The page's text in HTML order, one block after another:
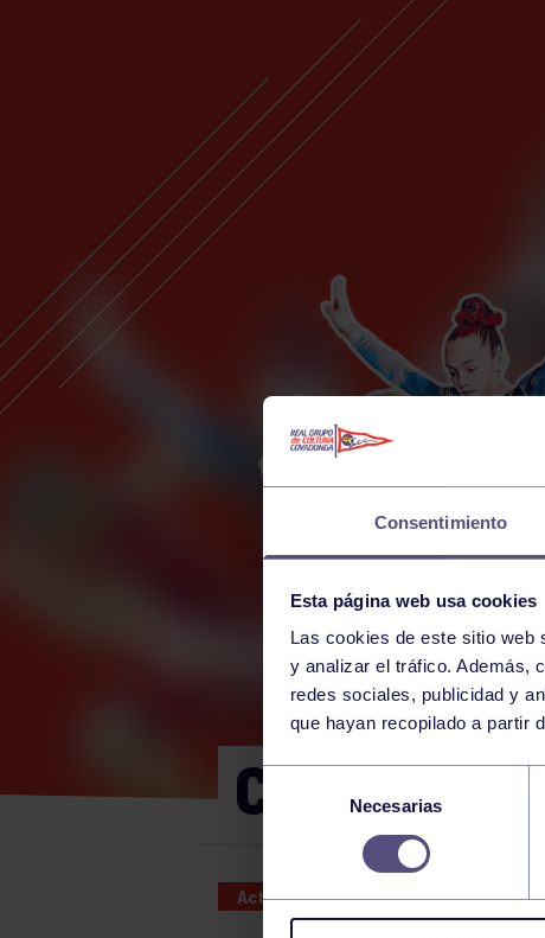
Consentimiento
Esta página web usa cookies
Las cookies de este sitio web
y analizar el tráfico. Además,
redes sociales, publicidad y
que hayan recopilado a partir
Selección
consentimiento
Necesarias
CORE
Actividades deportivas 08 JAN